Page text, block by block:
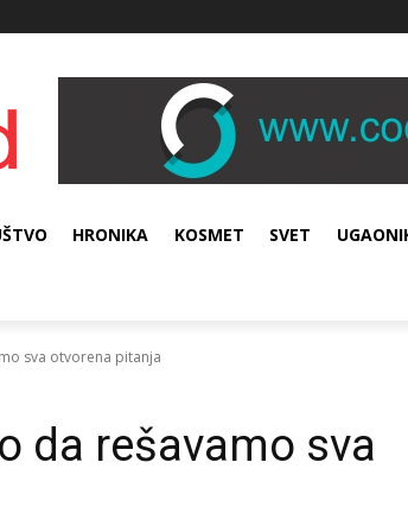
HRONIKA KOSMET SVET
sva otvorena pitanja
da rešavamo sva